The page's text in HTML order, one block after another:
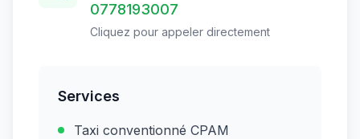
0778193007
Cliquez pour appeler directement
Services
Taxi conventionné CPAM